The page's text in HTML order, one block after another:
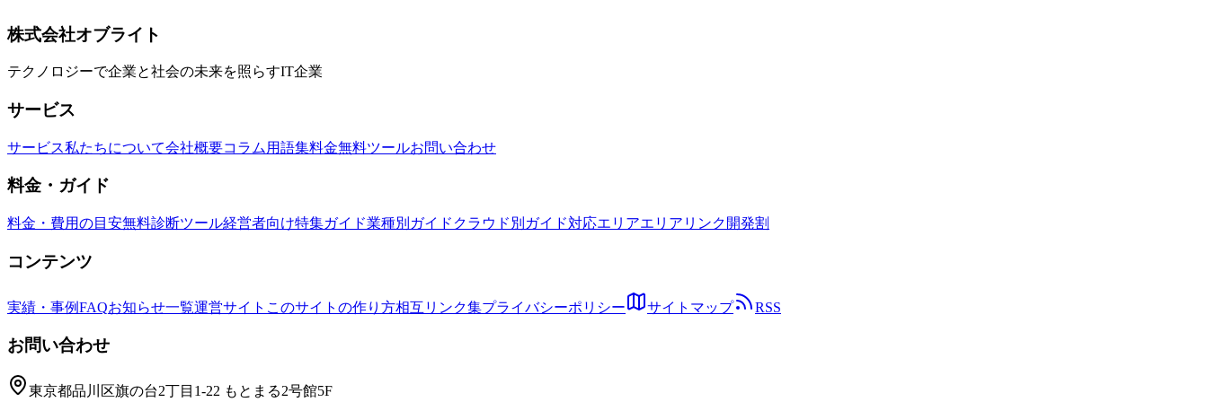
Roblox
ゲーム開発
株式会社オブライト
テクノロジーで企業と社会の未来を照らすIT企業
サービス
サービス私たちについて会社概要コラム 用語集料金無料ツールお問い合わせ
料金・ガイド
料金・費用の目安無料診断ツール経営者向け特集ガイド業種別ガイド クラウド別ガイド対応エリアエリアリンク開発割
コンテンツ
実績・事例FAQお知らせ一覧運営サイト このサイトの作り方相互リンク集プライバシーポリシー サイトマップ RSS
お問い合わせ
東京都品川区旗の台2丁目1-22 もとまる2号館5F